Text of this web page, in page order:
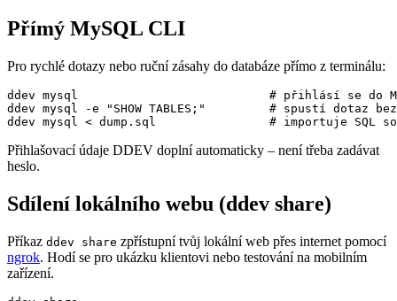
Přímý MySQL CLI
Pro rychlé dotazy nebo ruční zásahy do databáze přímo z terminálu:
ddev mysql                           # přihlásí se do
ddev mysql -e "SHOW TABLES;"         # spustí dotaz
ddev mysql < dump.sql                # importuje SQL
Přihlašovací údaje DDEV doplní automaticky – není třeba zadávat
heslo.
Sdílení lokálního webu (ddev share)
Příkaz ddev share zpřístupní tvůj lokální web přes internet pomocí
ngrok. Hodí se pro ukázku klientovi nebo testování na mobilním
zařízení.